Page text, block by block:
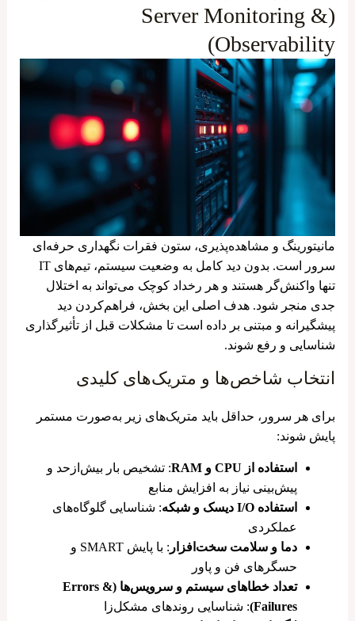
(Server Monitoring &
Observability)
مانیتورینگ و مشاهده‌پذیری، ستون فقرات نگهداری حرفه‌ای
سرور است. بدون دید کامل به وضعیت سیستم، تیم‌های IT
تنها واکنش‌گر هستند و هر رخداد کوچک می‌تواند به اختلال
جدی منجر شود. هدف اصلی این بخش، فراهم‌کردن دید
پیشگیرانه و مبتنی بر داده است تا مشکلات قبل از تأثیرگذاری
شناسایی و رفع شوند.
انتخاب شاخص‌ها و متریک‌های کلیدی
برای هر سرور، حداقل باید متریک‌های زیر به‌صورت مستمر
پایش شوند:
استفاده از CPU و RAM
: تشخیص بار بیش‌ازحد و
پیش‌بینی نیاز به افزایش منابع
استفاده I/O دیسک و شبکه
: شناسایی گلوگاه‌های
عملکردی
دما و سلامت سخت‌افزار
: با پایش SMART و
حسگرهای فن و پاور
تعداد خطاهای سیستم و سرویس‌ها (Errors &
Failures) : شناسایی روندهای مشکل‌زا